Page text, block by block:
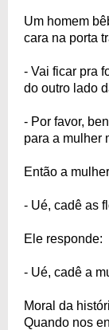
Um homem
cara na porta
- Vai ficar pra
do outro lado
- Por favor,
para a mulher
Então a
- Ué, cadê as
Ele responde:
- Ué, cadê a
Moral da
Quando nos